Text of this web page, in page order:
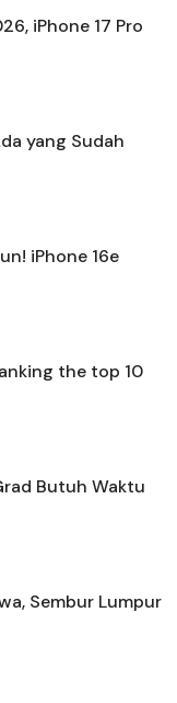
iPhone 17 Pro
yang Sudah
iPhone 16e
the top 10
Butuh Waktu
Sembur Lumpur